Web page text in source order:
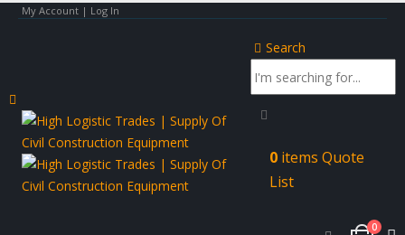
My Account | Log In
Search
0 items Quote
List
0